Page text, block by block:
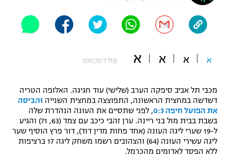
"מחצית בשכונה" – פודקאסט
תקנון עבור פעילות אלקטרה
תקנון עבור פעילות ספורט 1 – "מרלן"
גיימינג E-Sports
תנאי שימוש
אופניים
פוטבול אמריקאי NFL
בייסבול MLB
ספורט אתגרי ואקסטרים
א א א א (גודל טקסט)
מכבי תל אביב סיפקה הערב (שלישי) עוד חגיגה. האלופה הטריה
דשדשה במחצית הראשונה, התפוצצה במחצית השנייה והביסה
את הפועל חיפה 0:3
, לפני שתסיים את העונה הנהדרת שלה
בשבת בבית מול בני ריינה. ערן זהבי כיכב עם צמד (63, 71) והגיע
ל-19 שערי ליגה העונה (אחד פחות מדין דוד), דור פרץ הוסיף שער
ליגה עשירי העונה (64) והצהובים רשמו משחק ליגה 17 ברציפות
ללא הפסד לאדומים מהכרמל.